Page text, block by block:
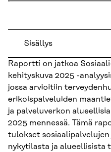
Sisällys
Raportti on jatkoa
kehityskuva 2025 -
jossa arvioitiin
erikoispalveluiden
ja palveluverkon
2025 mennessä. Tämä
tulokset
nykytilasta ja alueellisista